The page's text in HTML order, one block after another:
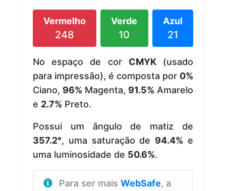
Vermelho
248
Verde
10
Azul
21
No espaço de cor CMYK(usado
para impressão), é composta por 0%
Ciano, 96% Magenta, 91.5% Amarelo
e 2.7% Preto.
Possui um ângulo de matiz de
357.2°, uma saturação de 94.4% e
uma luminosidade de 50.6%.
Para ser mais WebSafe, a